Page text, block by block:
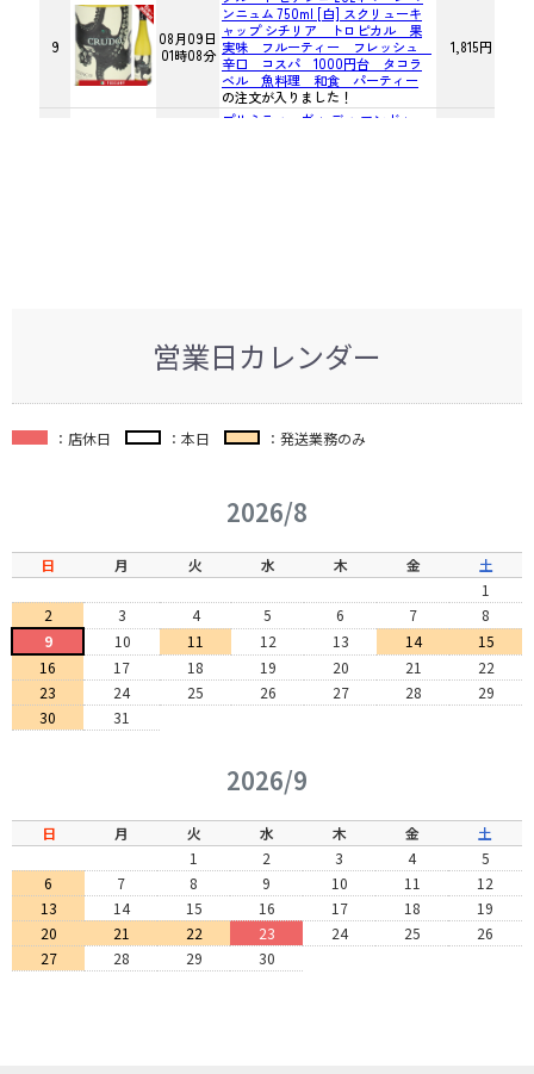
営業日カレンダー
：店休日 ：本日 ：発送業務のみ
2026/8
日 月 火 水 木 金
土
1
2
3 4 5 6 7
8
9
10 11 12 13 14
15
16
17 18 19 20 21
22
23
24 25 26 27 28
29
30
31
2026/9
日 月 火 水 木 金
土
1
2 3 4
5
6
7 8 9 10 11
12
13
14 15 16 17 18
19
20
21 22 23 24 25
26
27
28 29 30